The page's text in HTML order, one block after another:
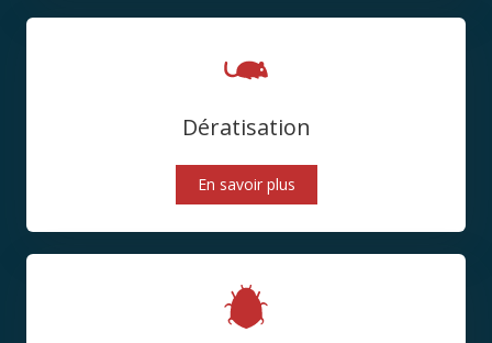
Dératisation
En savoir plus